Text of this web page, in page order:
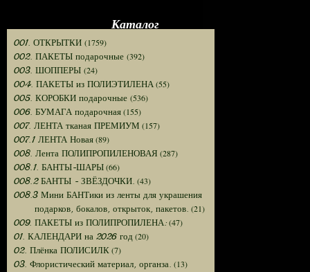
Каталог
001. ОТКРЫТКИ (1759)
002. ПАКЕТЫ подарочные (392)
003. ШОППЕРЫ (24)
004. ПАКЕТЫ из ПОЛИЭТИЛЕНА(55)
005. КОРОБКИ подарочные (536)
006. БУМАГА подарочная(155)
007. ЛЕНТА тканая ПРЕМИУМ (157)
007.1 ЛЕНТА Новая(89)
008. Лента ПОЛИПРОПИЛЕНОВАЯ (287)
008.1. БАНТЫ-ШАРЫ(66)
008.2 БАНТЫ - ЗВЁЗДОЧКИ. (43)
008.3 Мини БАНТики из ленты для украшения
подарков, бокалов, открыток, пакетов. (21)
009. ПАКЕТЫ из ПОЛИПРОПИЛЕНА:(47)
01. КАЛЕНДАРИ на 2026 год (20)
02. Плёнка ПОЛИСИЛК(7)
03. Флористический материал, органза. (13)